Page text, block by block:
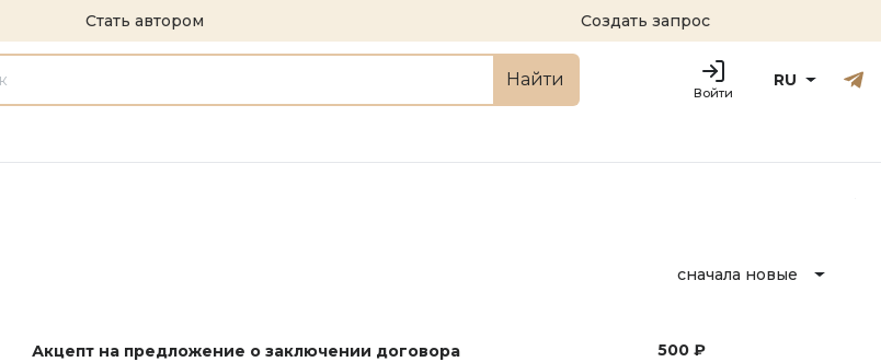
Стать автором Создать запрос
Найти
Войти
Русский
RU
сначала новые
Акцепт на предложение о заключении договора
500 ₽